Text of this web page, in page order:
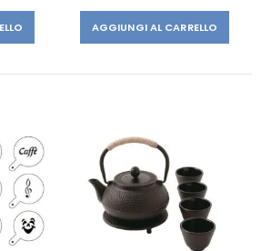
AGGIUNGI AL CARRELLO